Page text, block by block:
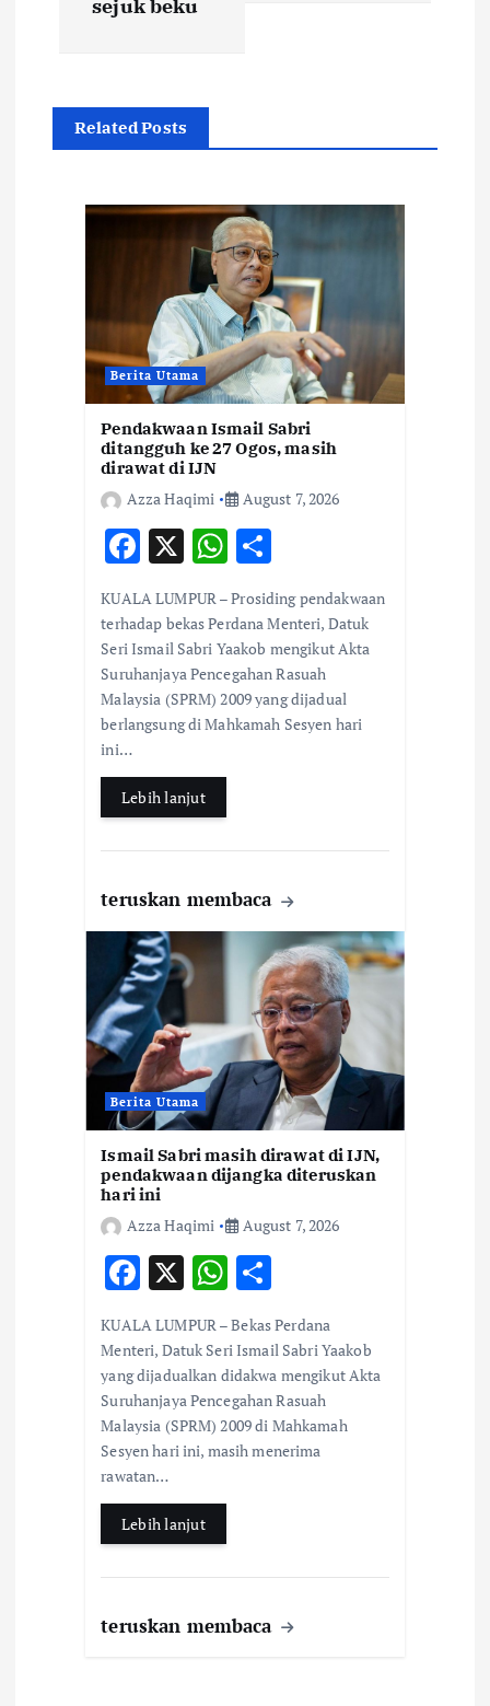
sejuk beku
Related Posts
Berita Utama
Pendakwaan Ismail Sabri
ditangguh ke 27 Ogos, masih
dirawat di IJN
Azza Haqimi
August 7, 2026
F
ac
e
b
o
o
X W
h
at
s
A
p
h
ar
e
KUALA LUMPUR – Prosiding pendakwaan
terhadap bekas Perdana Menteri, Datuk
Seri Ismail Sabri Yaakob mengikut Akta
Suruhanjaya Pencegahan Rasuah
Malaysia (SPRM) 2009 yang dijadual
berlangsung di Mahkamah Sesyen hari
ini…
Lebih lanjut
teruskan membaca
Berita Utama
Ismail Sabri masih dirawat di IJN,
pendakwaan dijangka diteruskan
hari ini
Azza Haqimi
August 7, 2026
F
ac
e
b
o
o
k
X W
h
at
s
A
p
h
ar
e
KUALA LUMPUR – Bekas Perdana
Menteri, Datuk Seri Ismail Sabri Yaakob
yang dijadualkan didakwa mengikut Akta
Suruhanjaya Pencegahan Rasuah
Malaysia (SPRM) 2009 di Mahkamah
Sesyen hari ini, masih menerima
rawatan…
Lebih lanjut
teruskan membaca